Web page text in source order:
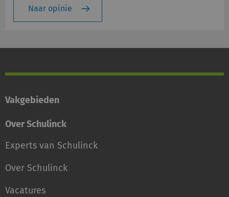
Naar opinie
Vakgebieden
Over Schulinck
Experts van Schulinck
Over Schulinck
Vacatures